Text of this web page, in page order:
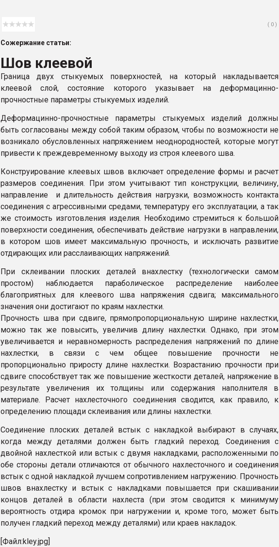
( 0 )
Сожержание статьи:
Шов клеевой
Граница двух стыкуемых поверхностей, на который накладывается
клеевой слой, состояние которого указывает на деформацинно-
прочностные параметры стыкуемых изделий.
Деформацинно-прочностные параметры стыкуемых изделий должны
быть согласованы между собой таким образом, чтобы по возможности не
возникало обусловленных напряжением неоднородностей, которые могут
привести к преждевременному выходу из строя клеевого шва.
Конструирование клеевых швов включает определение формы и расчет
размеров соединения. При этом учитывают тип конструкции, величину,
направление и длительность действия нагрузки, возможность контакта
соединения с агрессивными средами, температуру его эксплуатации, а так
же стоимость изготовления изделия. Необходимо стремиться к большой
поверхности соединения, обеспечивать действие нагрузки в направлении,
в котором шов имеет максимальную прочность, и исключать развитие
отдирающих или расслаивающих напряжений.
При склеивании плоских деталей внахлестку (технологически самом
простом) наблюдается параболическое распределение наиболее
благоприятных для клеевого шва напряжения сдвига; максимального
значения они достигают по краям нахлестки.
Прочность шва при сдвиге, прямопропорциональную ширине нахлестки,
можно так же повысить, увеличив длину нахлестки. Однако, при этом
увеличивается и неравномерность распределения напряжений по длине
нахлестки, в связи с чем общее повышение прочности не
пропорционально приросту длине нахлестки. Возрастанию прочности при
сдвиге способствует так же повышение жесткости деталей, напряжение в
результате увеличения их толщины или содержания наполнителя в
материале. Расчет нахлесточного соединения сводится, как правило, к
определению площади склеивания или длины нахлестки.
Соединение плоских деталей встык с накладкой выбирают в случаях,
когда между деталями должен быть гладкий переход. Соединения с
двойной нахлесткой или встык с двумя накладками, расположенными по
обе стороны детали отличаются от обычного нахлесточного и соединения
встык с одной накладкой лучшем сопротивлением нагружению. Прочность
швов внахлестку и встык с накладками повышается при скашивании
концов деталей в области нахлеста (при этом сводится к минимуму
вероятность отдира кромок при нагружении и, кроме того, может быть
получен гладкий переход между деталями) или краев накладок.
[Файл:kley.jpg]